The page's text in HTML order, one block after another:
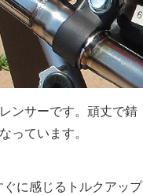
ンサーです。頑丈で錆
っています。
に感じるトルクアップ